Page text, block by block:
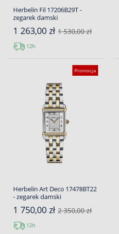
Herbelin Fil 17206B29T -
zegarek damski
1 263,00 zł 1 530,00 zł
12h
Promocja
Herbelin Art Deco 17478BT22
- zegarek damski
1 750,00 zł 2 350,00 zł
12h